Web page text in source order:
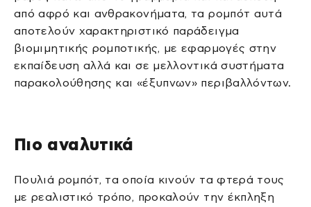
από αφρό και ανθρακονήματα, τα ρομπότ αυτά
αποτελούν χαρακτηριστικό παράδειγμα
βιομιμητικής ρομποτικής, με εφαρμογές στην
εκπαίδευση αλλά και σε μελλοντικά συστήματα
παρακολούθησης και «έξυπνων» περιβαλλόντων.
Πιο αναλυτικά
Πουλιά ρομπότ, τα οποία κινούν τα φτερά τους
με ρεαλιστικό τρόπο, προκαλούν την έκπληξη